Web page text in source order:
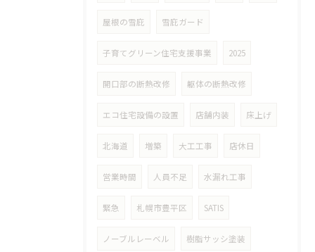
屋根の雪庇 雪庇ガード
子育てグリーン住宅支援事業 2025
開口部の断熱改修 躯体の断熱改修
エコ住宅設備の設置 店舗内装 床上げ
北海道 増築 大工工事 店休日
営業時間 人員不足 水漏れ工事
緊急 札幌市豊平区 SATIS
ノーブルレーベル 樹脂サッシ塗装